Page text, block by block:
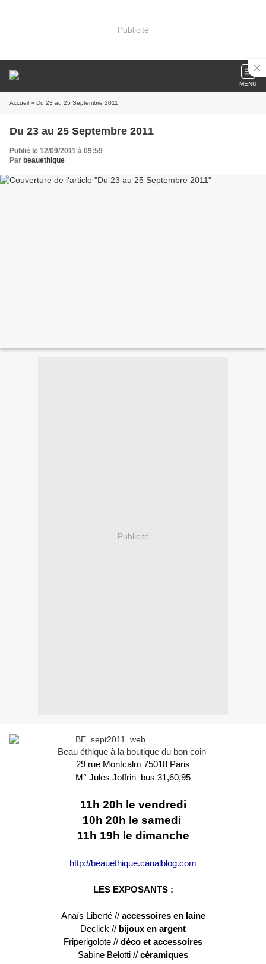
Publicité
MENU
Accueil » Du 23 au 25 Septembre 2011
Du 23 au 25 Septembre 2011
Publié le 12/09/2011 à 09:59
Par beauethique
Publicité
Beau éthique à la boutique du bon coin
29 rue Montcalm 75018 Paris
M° Jules Joffrin  bus 31,60,95
11h 20h le vendredi
10h 20h le samedi
11h 19h le dimanche
http://beauethique.canalblog.com
LES EXPOSANTS :
Anaïs Liberté // accessoires en laine
Declick // bijoux en argent
Friperigolote // déco et accessoires
Sabine Belotti // céramiques